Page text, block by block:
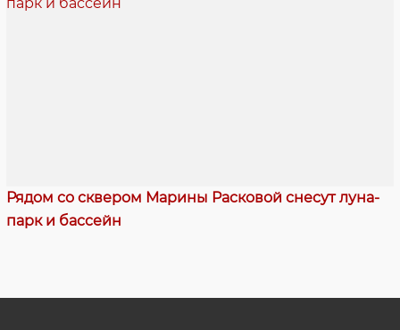
Рядом со сквером Марины Расковой снесут луна-
парк и бассейн